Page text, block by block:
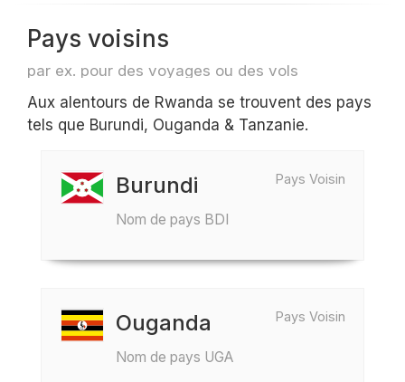
Pays voisins
par ex. pour des voyages ou des vols
Aux alentours de Rwanda se trouvent des pays
tels que Burundi, Ouganda & Tanzanie.
Pays Voisin
Burundi
Nom de pays BDI
Pays Voisin
Ouganda
Nom de pays UGA